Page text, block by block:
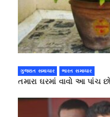
ગુજરાત સમાચાર ભારત સમાચાર
તમારા ઘરમાં વાવો આ પાંચ